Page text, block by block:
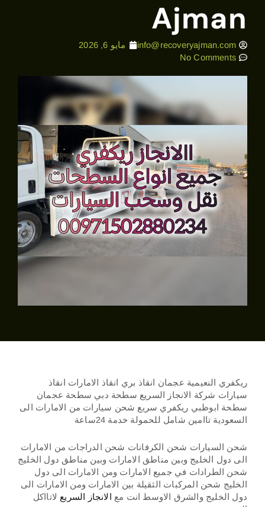
Ajman
info@recoveryajman.com
مايو 6, 2026
No Comments
ريكفري النعيمية عجمان انقاذ بري انقاذ الامارات انقاذ
سيارات شركة الانجاز السريع سطحة دبي سطحة عجمان
سطحة ابوظبي ريكفري سريع شحن سيارات من الامارات الى
السعودية تاامين شامل للحمولة خدمة 24ساعة
شحن السيارات شحن الكرفانات شحن الدراجات من الامارات
الى دول الخليج وبين مناطق الامارات وبين مناطق دول الخليج
شحن الطرادات في جميع الامارات ومن الامارات الى دول
الخليج شحن المركبات الثقيلة بين الامارات ومن الامارات الى
دول الخليج والشرق الاوسط انت معالانجاز السريعلاتااكل